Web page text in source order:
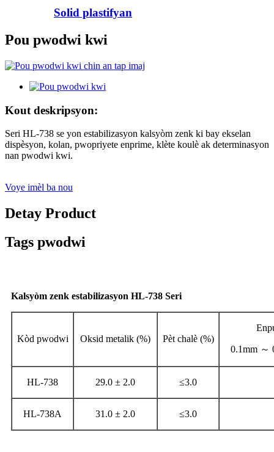
Solid plastifyan
Pou pwodwi kwi
Kout deskripsyon:
Seri HL-738 se yon estabilizasyon kalsyòm zenk ki bay ekselan
dispèsyon, kolan, pwopriyete enprime, klète koulè ak determinasyon
nan pwodwi kwi.
Voye imèl ba nou
Detay Product
Tags pwodwi
Kalsyòm zenk estabilizasyon HL-738 Seri
Kòd pwodwi Oksid metalik (%) Pèt chalè (%)
0.1mm ～
HL-738 29.0 ± 2.0 ≤3.0
HL-738A 31.0 ± 2.0 ≤3.0